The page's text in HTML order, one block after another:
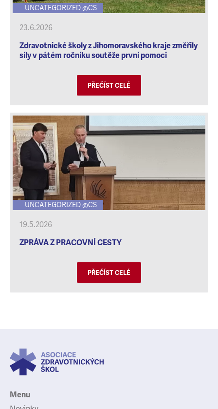
UNCATEGORIZED @CS
23.6.2026
Zdravotnické školy z Jihomoravského kraje změřily
síly v pátém ročníku soutěže první pomoci
PŘEČÍST CELÉ
UNCATEGORIZED @CS
19.5.2026
ZPRÁVA Z PRACOVNÍ CESTY
PŘEČÍST CELÉ
Menu